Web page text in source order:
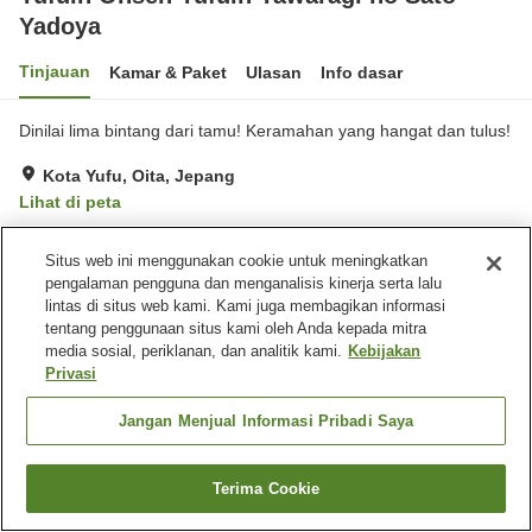
Yadoya
Tinjauan Kamar & Paket Ulasan Info dasar
Dinilai lima bintang dari tamu! Keramahan yang hangat dan tulus!
Kota Yufu, Oita, Jepang
Lihat di peta
Fasilitas properti
Wi-Fi
Benar-benar bebas rokok
Area tertentu bisa merokok
Mesin penjual otomatis
Jepang Oita
Kota Yufu
Yufuin Onsen Yufuin Yawaragi no Sato Yadoya
Cari kamar
Situs web ini menggunakan cookie untuk meningkatkan
pengalaman pengguna dan menganalisis kinerja serta lalu
lintas di situs web kami. Kami juga membagikan informasi
tentang penggunaan situs kami oleh Anda kepada mitra
media sosial, periklanan, dan analitik kami. Kebijakan
Privasi
Jangan Menjual Informasi Pribadi Saya
Terima Cookie